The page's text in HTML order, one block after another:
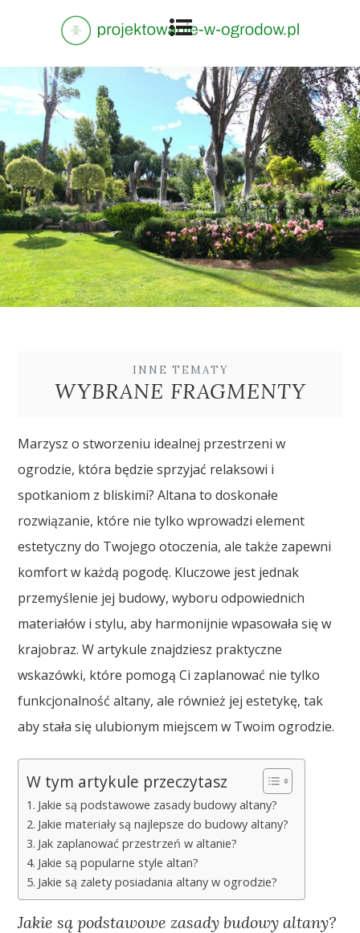
INNE TEMATY
WYBRANE FRAGMENTY
Marzysz o stworzeniu idealnej przestrzeni w
ogrodzie, która będzie sprzyjać relaksowi i
spotkaniom z bliskimi? Altana to doskonałe
rozwiązanie, które nie tylko wprowadzi element
estetyczny do Twojego otoczenia, ale także zapewni
komfort w każdą pogodę. Kluczowe jest jednak
przemyślenie jej budowy, wyboru odpowiednich
materiałów i stylu, aby harmonijnie wpasowała się w
krajobraz. W artykule znajdziesz praktyczne
wskazówki, które pomogą Ci zaplanować nie tylko
funkcjonalność altany, ale również jej estetykę, tak
aby stała się ulubionym miejscem w Twoim ogrodzie.
W tym artykule przeczytasz
Jakie są podstawowe zasady budowy altany?
Jakie materiały są najlepsze do budowy altany?
Jak zaplanować przestrzeń w altanie?
Jakie są popularne style altan?
Jakie są zalety posiadania altany w ogrodzie?
Jakie są podstawowe zasady budowy altany?